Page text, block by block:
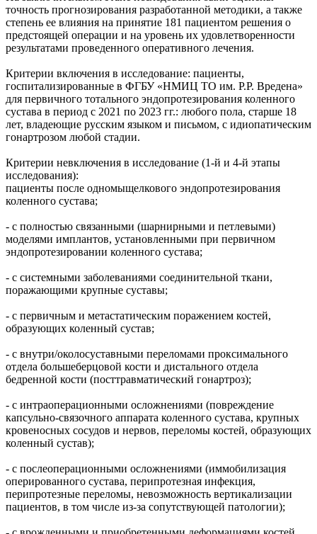
точность прогнозирования разработанной методики, а также
степень ее влияния на принятие 181 пациентом решения о
предстоящей операции и на уровень их удовлетворенности
результатами проведенного оперативного лечения.
Критерии включения в исследование: пациенты,
госпитализированные в ФГБУ «НМИЦ ТО им. Р.Р. Вредена»
для первичного тотального эндопротезирования коленного
сустава в период с 2021 по 2023 гг.: любого пола, старше 18
лет, владеющие русским языком и письмом, с идиопатическим
гонартрозом любой стадии.
Критерии невключения в исследование (1-й и 4-й этапы
исследования):
пациенты после одномыщелкового эндопротезирования
коленного сустава;
- с полностью связанными (шарнирными и петлевыми)
моделями имплантов, установленными при первичном
эндопротезировании коленного сустава;
- с системными заболеваниями соединительной ткани,
поражающими крупные суставы;
- с первичным и метастатическим поражением костей,
образующих коленный сустав;
- с внутри/околосуставными переломами проксимального
отдела большеберцовой кости и дистального отдела
бедренной кости (посттравматический гонартроз);
- с интраоперационными осложнениями (повреждение
капсульно-связочного аппарата коленного сустава, крупных
кровеносных сосудов и нервов, переломы костей, образующих
коленный сустав);
- с послеоперационными осложнениями (иммобилизация
оперированного сустава, перипротезная инфекция,
перипротезные переломы, невозможность вертикализации
пациентов, в том числе из-за сопутствующей патологии);